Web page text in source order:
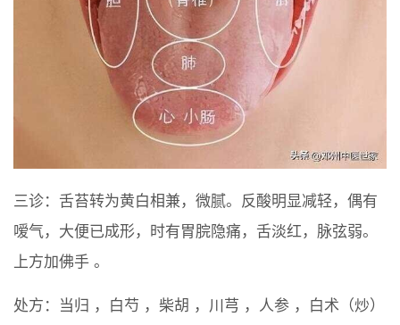
三诊：舌苔转为黄白相兼，微腻。反酸明显减轻，偶有
嗳气，大便已成形，时有胃脘隐痛，舌淡红，脉弦弱。
上方加佛手 。
处方：当归 ，白芍 ，柴胡 ，川芎 ，人参 ，白术（炒）